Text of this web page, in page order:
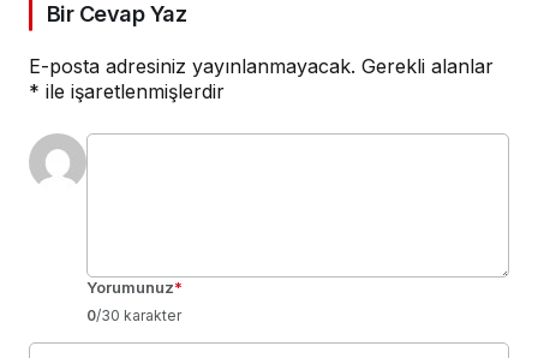
Bir Cevap Yaz
E-posta adresiniz yayınlanmayacak. Gerekli alanlar
* ile işaretlenmişlerdir
Yorumunuz*
0/30 karakter